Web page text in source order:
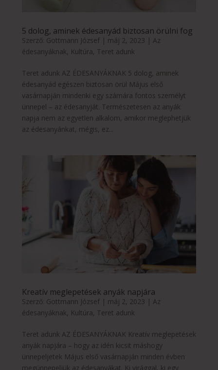
5 dolog, aminek édesanyád biztosan örülni fog
Szerző: Gottmann József| máj 2, 2023 | Az
édesanyáknak, Kultúra, Teret adunk
Teret adunk AZ ÉDESANYÁKNAK 5 dolog, aminek
édesanyád egészen biztosan örül Május első
vasárnapján mindenki egy számára fontos személyt
ünnepel – az édesanyját. Természetesen az anyák
napja nem az egyetlen alkalom, amikor meglephetjük
az édesanyánkat, mégis, ez...
Kreatív meglepetések anyák napjára
Szerző: Gottmann József| máj 2, 2023 | Az
édesanyáknak, Kultúra, Teret adunk
Teret adunk AZ ÉDESANYÁKNAK Kreatív meglepetések
anyák napjára – hogy az idén kicsit máshogy
ünnepeljetek Május első vasárnapján minden évben
megünnepeljük az édesanyákat. Ki virággal, ki egy